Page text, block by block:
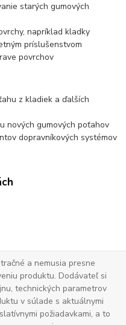
starých gumových
napríklad kladky
príslušenstvom
povrchov
z kladiek a ďalších
nových gumových poťahov
dopravníkových systémov
a nemusia presne
produktu. Dodávateľ si
technických parametrov
v súlade s aktuálnymi
požiadavkami, a to